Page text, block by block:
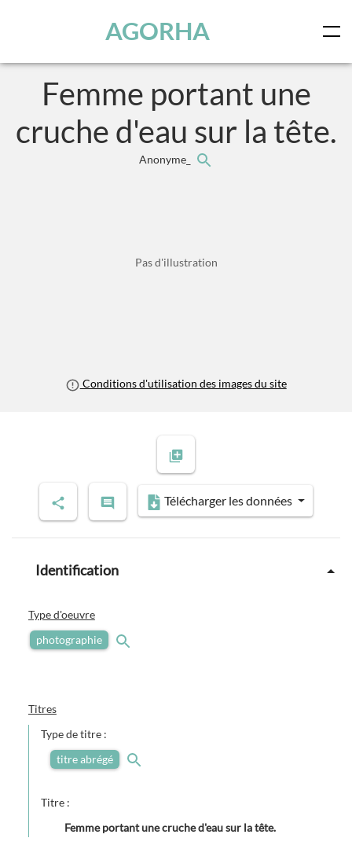
AGORHA
Femme portant une
cruche d'eau sur la tête.
Anonyme_
Pas d'illustration
Conditions d'utilisation des images du site
Télécharger les données
Identification
Type d'oeuvre
photographie
Titres
Type de titre :
titre abrégé
Titre :
Femme portant une cruche d'eau sur la tête.